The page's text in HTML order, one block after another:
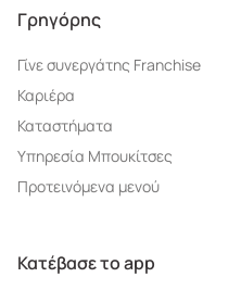
Γρηγόρης
Γίνε συνεργάτης Franchise
Καριέρα
Καταστήματα
Υπηρεσία Μπουκίτσες
Προτεινόμενα μενού
Κατέβασε το app